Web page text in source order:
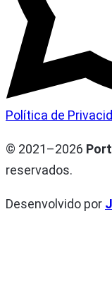
Política de
© 2021–2026
reservados.
Desenvolvido por